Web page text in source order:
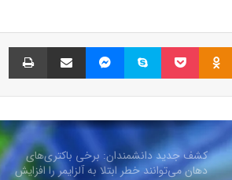
Odnoklassniki پاکت اسکایپ مسنجر اشتراک گذاری با ایمیل
فرضیه‌ای جدید درباره هویت ساتوشی ناکاموتو
جذاب کره‌ای‌ها
کشف جدید دانشمندان: برخی باکتری‌های
دهان می‌توانند خطر ابتلا به آلزایمر را افزایش